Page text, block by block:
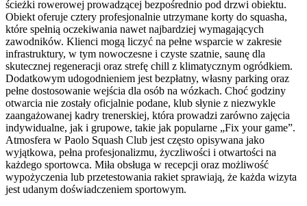
ścieżki rowerowej prowadzącej bezpośrednio pod drzwi obiektu.
Obiekt oferuje cztery profesjonalnie utrzymane korty do squasha,
które spełnią oczekiwania nawet najbardziej wymagających
zawodników. Klienci mogą liczyć na pełne wsparcie w zakresie
infrastruktury, w tym nowoczesne i czyste szatnie, saunę dla
skutecznej regeneracji oraz strefę chill z klimatycznym ogródkiem.
Dodatkowym udogodnieniem jest bezpłatny, własny parking oraz
pełne dostosowanie wejścia dla osób na wózkach. Choć godziny
otwarcia nie zostały oficjalnie podane, klub słynie z niezwykle
zaangażowanej kadry trenerskiej, która prowadzi zarówno zajęcia
indywidualne, jak i grupowe, takie jak popularne „Fix your game”.
Atmosfera w Paolo Squash Club jest często opisywana jako
wyjątkowa, pełna profesjonalizmu, życzliwości i otwartości na
każdego sportowca. Miła obsługa w recepcji oraz możliwość
wypożyczenia lub przetestowania rakiet sprawiają, że każda wizyta
jest udanym doświadczeniem sportowym.